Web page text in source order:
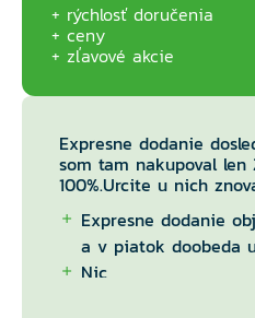
rýchlosť doručenia
ceny
zľavové akcie
Expresne dodanie
som tam nakupoval
100%.Urcite u nich
Expresne dodanie
a v piatok doobeda
Nic